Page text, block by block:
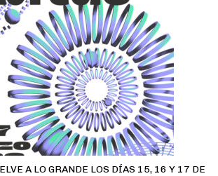
A LO GRANDE LOS DÍAS 15, 16 Y 17 DE